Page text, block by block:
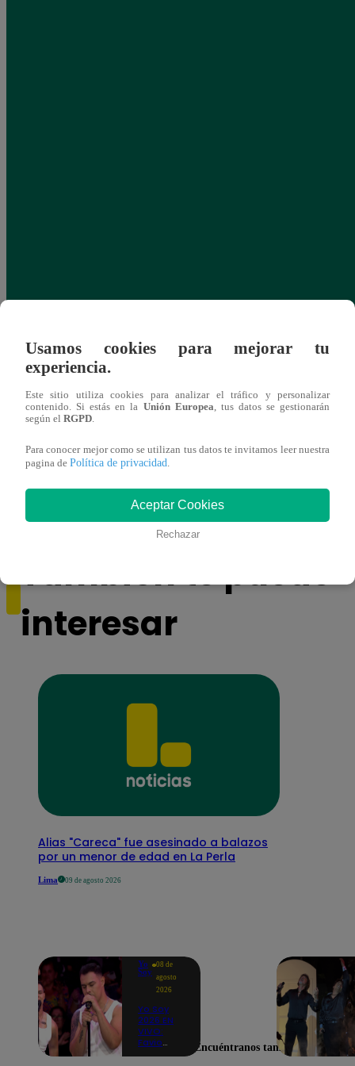
Monique Pardo y Adriana Zubiate jugaron
a la ‘Carta dulce’ en Noche de Patas
También te puede
interesar
Alias "Careca" fue asesinado a balazos
por un menor de edad en La Perla
Lima 09 de agosto 2026
Yo
Soy
08 de
agosto
2026
Yo Soy
2026 EN
VIVO:
Favio
Usamos cookies para mejorar tu
experiencia.
Este sitio utiliza cookies para analizar el tráfico y personalizar
contenido. Si estás en la Unión Europea, tus datos se gestionarán
según el RGPD.
Para conocer mejor como se utilizan tus datos te invitamos leer nuestra
pagina de Política de privacidad.
Aceptar Cookies
Rechazar
Encuéntranos también en